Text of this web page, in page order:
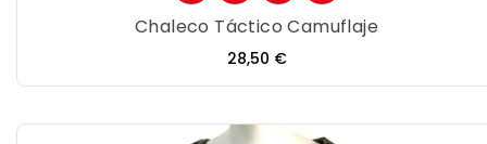
Chaleco Táctico Camuflaje
Precio
28,50 €